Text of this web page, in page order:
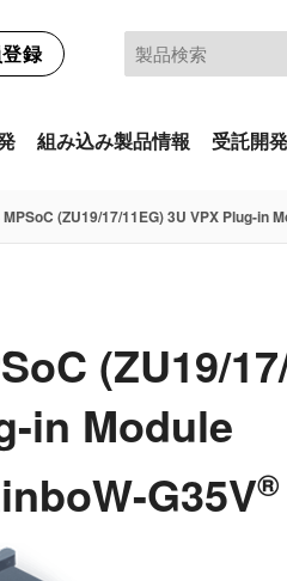
録
組み込み製品情報 受託開
(ZU19/17/11EG) 3U VPX Plug-in
(ZU19/
in Module
G35V®